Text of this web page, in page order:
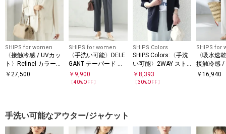
SHIPS for women
〈接触冷感 / UVカッ
ト〉Refinel カラーレ
ス ジャケット（セレ
￥ 27,500
SHIPS for women
〈手洗い可能〉DELE
GANT テーパード パ
ンツ（セットアップ
対応）
￥ 9,900
〔40%OFF〕
SHIPS Colors
SHIPS Colors:〈手洗
い可能〉2WAY スト
レッチ Vカラー ジャ
ケット（セットアッ
￥ 8,393
〔30%OFF〕
SHIPS for
〈吸水速
接触冷感 /
能〉ツイ
￥16,940
手洗い可能なアウター/ジャケット